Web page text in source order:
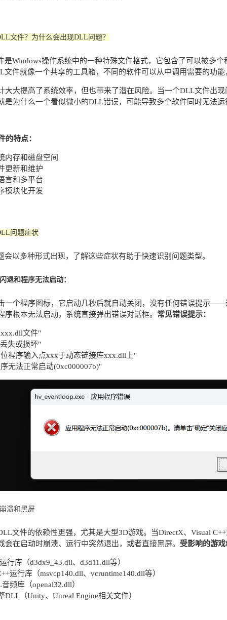
文件？为什么会出现DLL问题？
是Windows操作系统中的一种特殊文件格式，它包含了可以被多
文件就像一个共享的工具箱，不同的软件可以从中调用需要的功
大大提高了系统效率，但也带来了潜在风险。当一个DLL文件出
是为什么一个看似微小的DLL错误，可能导致多个软件同时无法运
的特点：
内存和磁盘空间
更新和维护
言和多平台
模块化开发
问题症状
会以多种形式出现，了解这些症状有助于快速识别问题类型。
退和程序无法启动：
一个程序图标，它启动几秒后就自动关闭，没有任何错误提示
序根本无法启动，系统直接弹出错误对话框。 常见错误提示：
文件"
失或损坏"
程序输入点xxx于动态链接库xxx.dll上"
无法正常启动(0xc000007b)"
溃和黑屏
文件的依赖性更强，尤其是大型3D游戏。当DirectX、Visual
会在启动时崩溃、运行中突然退出，或者直接黑屏。 受影响的游
行库（d3dx9_43.dll、d3d11.dll等）
运行库（msvcp140.dll、vcruntime140.dll等）
频库（openal32.dll）
DLL（Unity、Unreal Engine相关文件）